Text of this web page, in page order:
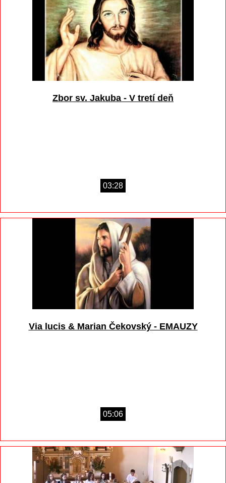
Zbor sv. Jakuba - V tretí deň
03:28
Via lucis & Marian Čekovský - EMAUZY
05:06